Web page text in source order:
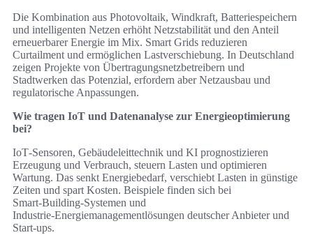
Die Kombination aus Photovoltaik, Windkraft, Batteriespeichern
und intelligenten Netzen erhöht Netzstabilität und den Anteil
erneuerbarer Energie im Mix. Smart Grids reduzieren
Curtailment und ermöglichen Lastverschiebung. In Deutschland
zeigen Projekte von Übertragungsnetzbetreibern und
Stadtwerken das Potenzial, erfordern aber Netzausbau und
regulatorische Anpassungen.
Wie tragen IoT und Datenanalyse zur Energieoptimierung
bei?
IoT‑Sensoren, Gebäudeleittechnik und KI prognostizieren
Erzeugung und Verbrauch, steuern Lasten und optimieren
Wartung. Das senkt Energiebedarf, verschiebt Lasten in günstige
Zeiten und spart Kosten. Beispiele finden sich bei
Smart‑Building‑Systemen und
Industrie‑Energiemanagementlösungen deutscher Anbieter und
Start‑ups.